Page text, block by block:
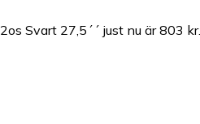
Svart 27,5´´ just nu är 803 kr.